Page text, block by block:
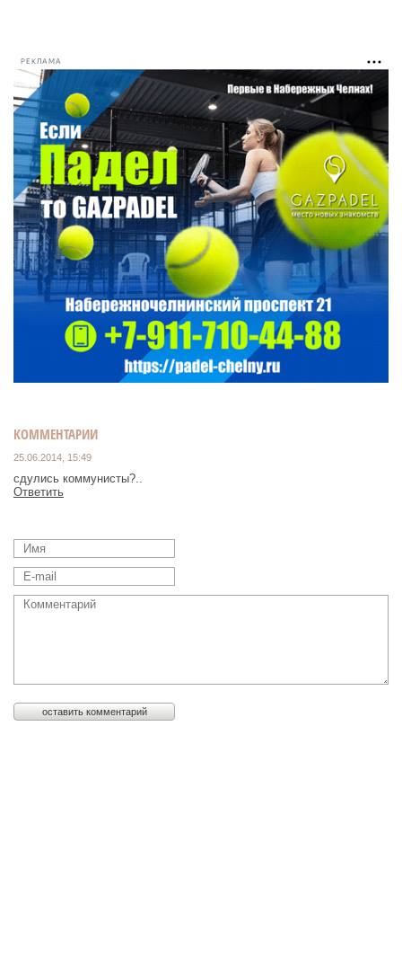
РЕКЛАМА
КОММЕНТАРИИ
25.06.2014, 15:49
сдулись коммунисты?..
Ответить